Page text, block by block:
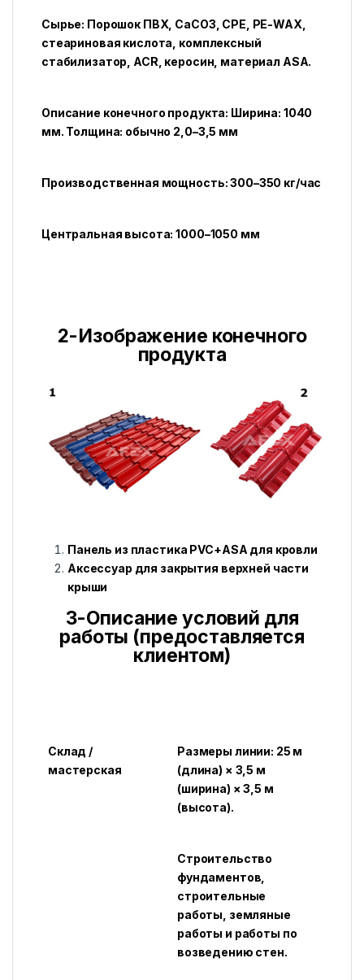
Сырье: Порошок ПВХ, CaCO3, CPE, PE-WAX,
стеариновая кислота, комплексный
стабилизатор, ACR, керосин, материал ASA.
Описание конечного продукта: Ширина: 1040
мм. Толщина: обычно 2,0–3,5 мм
Производственная мощность: 300–350 кг/час
Центральная высота: 1000–1050 мм
2-Изображение конечного
продукта
Панель из пластика PVC+ASA для кровли
Аксессуар для закрытия верхней части
крыши
3-Описание условий для
работы (предоставляется
клиентом)
Склад /
мастерская
Размеры линии: 25 м
(длина) × 3,5 м
(ширина) × 3,5 м
(высота).
Строительство
фундаментов,
строительные
работы, земляные
работы и работы по
возведению стен.